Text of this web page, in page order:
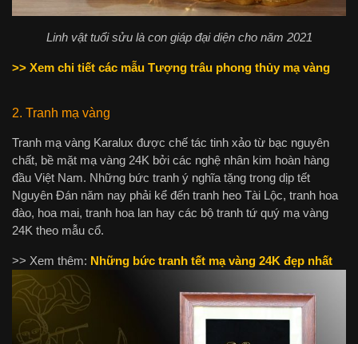
Linh vật tuổi sửu là con giáp đại diện cho năm 2021
>> Xem chi tiết các mẫu Tượng trâu phong thủy mạ vàng
2. Tranh mạ vàng
Tranh mạ vàng Karalux được chế tác tinh xảo từ bạc nguyên
chất, bề mặt mạ vàng 24K bởi các nghệ nhân kim hoàn hàng
đầu Việt Nam. Những bức tranh ý nghĩa tặng trong dịp tết
Nguyên Đán năm nay phải kể đến tranh heo Tài Lộc, tranh hoa
đào, hoa mai, tranh hoa lan hay các bộ tranh tứ quý mạ vàng
24K theo mẫu cổ.
>> Xem thêm: Những bức tranh tết mạ vàng 24K đẹp nhất